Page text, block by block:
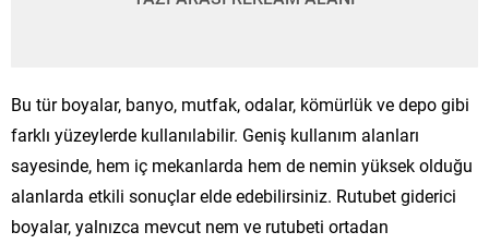
Bu tür boyalar, banyo, mutfak, odalar, kömürlük ve depo gibi
farklı yüzeylerde kullanılabilir. Geniş kullanım alanları
sayesinde, hem iç mekanlarda hem de nemin yüksek olduğu
alanlarda etkili sonuçlar elde edebilirsiniz. Rutubet giderici
boyalar, yalnızca mevcut nem ve rutubeti ortadan